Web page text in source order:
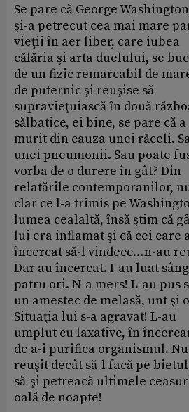
Se pare că George
şi-a petrecut cea mai mare
vieţii în aer liber, care iubea
călăria şi arta duelului, se
de un fizic remarcabil de
de puternic şi reuşise să
supravieţuiască în două
sălbatice, ei bine, se pare că a
murit din cauza unei răceli.
unei pneumonii. Sau poate
vorba de o durere în gât? Din
relatările contemporanilor,
clar ce l-a trimis pe
lumea cealaltă, însă ştim că
lui era inflamat şi că cei care
încercat să-l vindece…n-au
Dar au încercat. I-au luat
patru ori. N-a mers! L-au pus
un amestec de melasă, unt şi
Situaţia lui s-a agravat! L-au
umplut cu laxative, în
de a-i purifica organismul.
reuşit decât să-l facă pe
să-şi petreacă ultimele
oală de noapte!